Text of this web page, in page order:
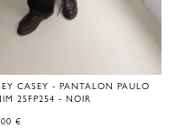
CASEY - PANTALON PAULO
25FP254 - NOIR
€